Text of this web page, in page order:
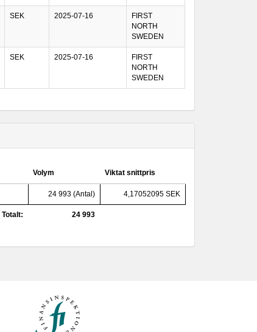
SEK 2025-07-16
FIRST
NORTH
SWEDEN
SEK 2025-07-16
FIRST
NORTH
SWEDEN
Volym Viktat snittpris
24 993 (Antal) 4,17052095 SEK
Totalt: 24 993